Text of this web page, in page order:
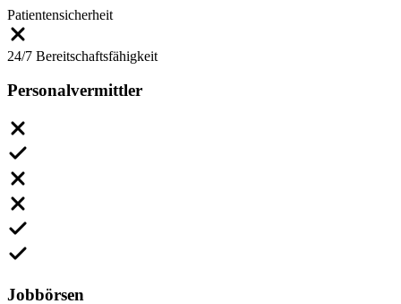
Patientensicherheit
24/7 Bereitschaftsfähigkeit
Personalvermittler
Jobbörsen